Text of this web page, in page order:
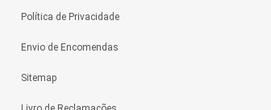
Política de Privacidade
Envio de Encomendas
Sitemap